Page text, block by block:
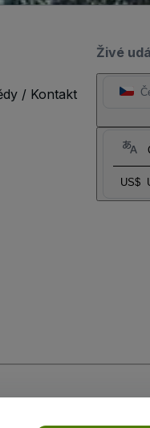
Živé
US$
/ Kontakt